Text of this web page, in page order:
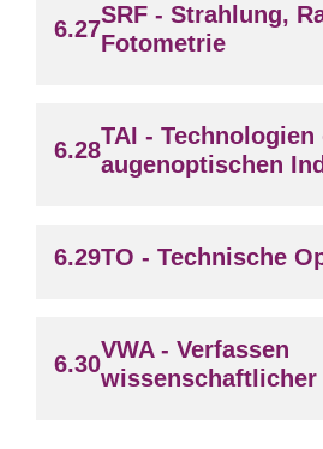
SRF - Strahlung,
Fotometrie
TAI - Technologien
augenoptischen
TO - Technische
VWA - Verfassen
wissenschaftlicher